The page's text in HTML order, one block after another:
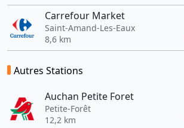
Carrefour Market
Saint-Amand-Les-Eaux
8,6 km
Autres Stations
Auchan Petite Foret
Petite-Forêt
12,2 km